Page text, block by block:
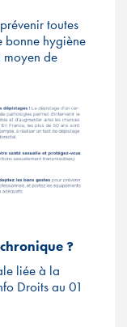
toutes
bonne hygiène
de
?
liée à la
Droits au 01